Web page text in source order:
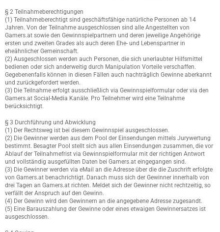
§ 2 Teilnahmeberechtigungen
(1) Teilnahmeberechtigt sind geschäftsfähige natürliche Personen ab 14
Jahren. Von der Teilnahme ausgeschlossen sind alle Angestellten von
Gamers.at sowie den Gewinnspielpartnern und deren jeweilige Angehörige
ersten und zweiten Grades als auch deren Ehe- und Lebenspartner in
eheähnlicher Gemeinschaft.
(2) Ausgeschlossen werden auch Personen, die sich unerlaubter Hilfsmittel
bedienen oder sich anderweitig durch Manipulation Vorteile verschaffen.
Gegebenenfalls können in diesen Fällen auch nachträglich Gewinne aberkannt
und zurückgefordert werden.
(3) Die Teilnahme erfolgt ausschließlich via Gewinnspielformular oder via den
Gamers.at Social-Media Kanäle. Pro Teilnehmer wird eine Teilnahme
berücksichtigt.
§ 3 Durchführung und Abwicklung
(1) Der Rechtsweg ist bei diesem Gewinnspiel ausgeschlossen.
(2) Die Gewinner werden aus dem Pool der Einsendungen mittels Jurywertung
bestimmt. Besagter Pool stellt sich aus allen Einsendungen zusammen, die vor
Ablauf der Teilnahmefrist via Gewinnspielformular mit der richtigen Antwort
und vollständig ausgefüllten Daten bei Gamers.at eingegangen sind.
(3) Die Gewinner werden via eMail an die Adresse über die die Zuschrift erfolgte
von Gamers.at benachrichtigt. Danach muss sich der Gewinner innerhalb von
drei Tagen an Gamers.at richten. Meldet sich der Gewinner nicht rechtzeitig, so
verfällt der Anspruch auf den Gewinn.
(4) Der Gewinn wird den Gewinnern an die angegebene Adresse zugesandt.
(5) Eine Barauszahlung der Gewinne oder eines etwaigen Gewinnersatzes ist
ausgeschlossen.